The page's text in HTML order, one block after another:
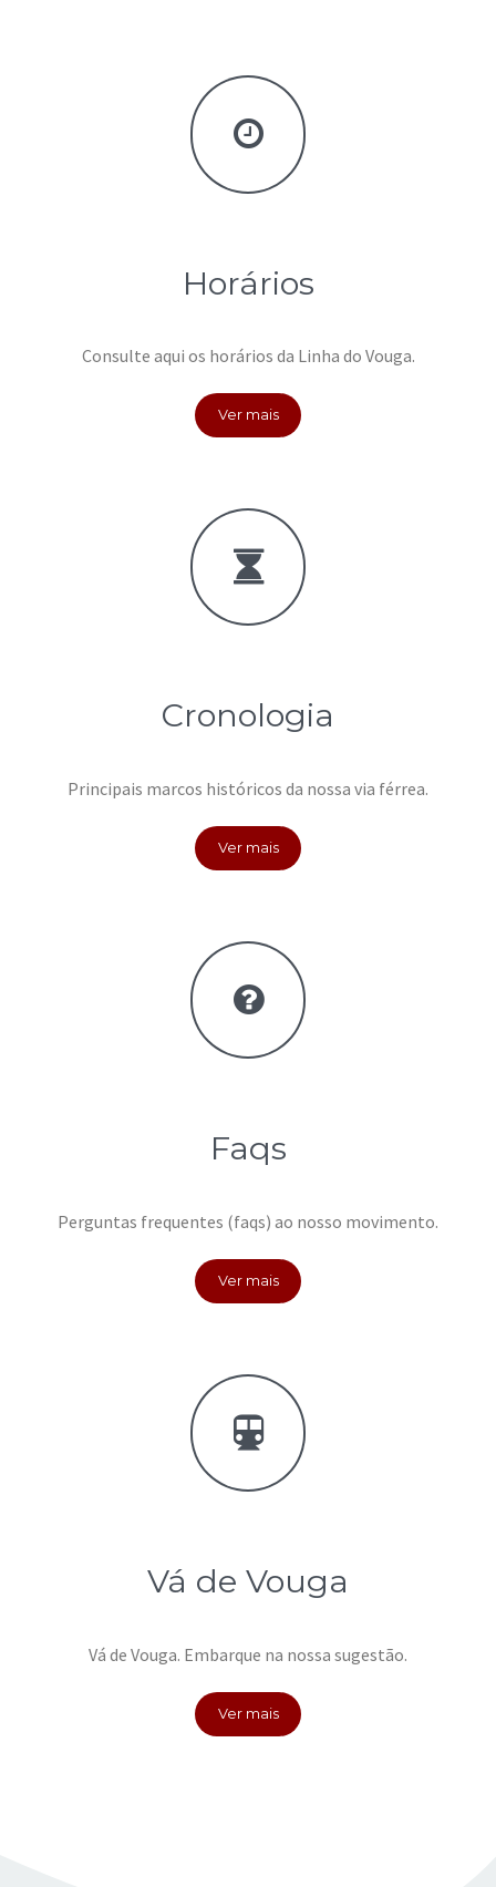
Horários
Consulte aqui os horários da Linha do Vouga.
Ver mais
Cronologia
Principais marcos históricos da nossa via férrea.
Ver mais
Faqs
Perguntas frequentes (faqs) ao nosso movimento.
Ver mais
Vá de Vouga
Vá de Vouga. Embarque na nossa sugestão.
Ver mais